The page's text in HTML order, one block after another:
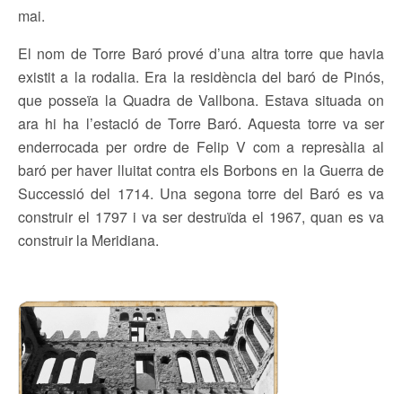
mai.
El nom de Torre Baró prové d’una altra torre que havia
existit a la rodalia. Era la residència del baró de Pinós,
que posseïa la Quadra de Vallbona. Estava situada on
ara hi ha l’estació de Torre Baró. Aquesta torre va ser
enderrocada per ordre de Felip V com a represàlia al
baró per haver lluitat contra els Borbons en la Guerra de
Successió del 1714. Una segona torre del Baró es va
construir el 1797 i va ser destruïda el 1967, quan es va
construir la Meridiana.